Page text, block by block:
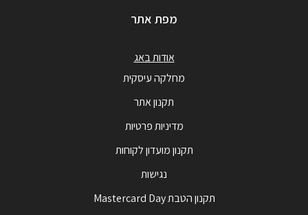
מפת אתר
אודות באג
מחלקה עיסקית
תקנון אתר
מדיניות פרטיות
תקנון מועדון לקוחות
נגישות
תקנון הטבת Mastercard Day